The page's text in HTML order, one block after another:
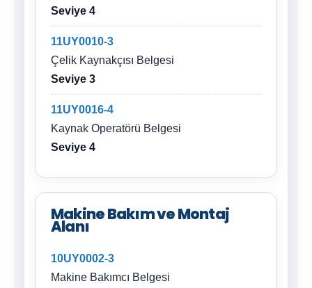
Seviye 4
11UY0010-3
Çelik Kaynakçısı Belgesi
Seviye 3
11UY0016-4
Kaynak Operatörü Belgesi
Seviye 4
Makine Bakım ve Montaj
Alanı
10UY0002-3
Makine Bakımcı Belgesi